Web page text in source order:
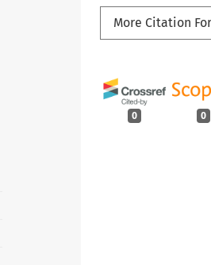
More Citation
0 0